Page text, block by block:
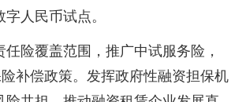
人民币试点。
险覆盖范围，推广中试服务险，
补偿政策。发挥政府性融资担保机